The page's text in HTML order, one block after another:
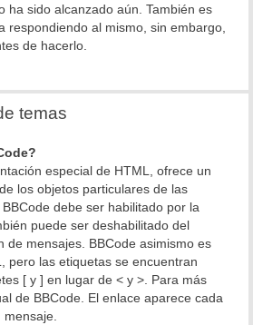
ha sido alcanzado aún. También es
respondiendo al mismo, sin embargo,
de hacerlo.
temas
especial de HTML, ofrece un
los objetos particulares de las
debe ser habilitado por la
puede ser deshabilitado del
de mensajes. BBCode asimismo es
pero las etiquetas se encuentran
[ y ] en lugar de < y >. Para más
de BBCode. El enlace aparece cada
mensaje.